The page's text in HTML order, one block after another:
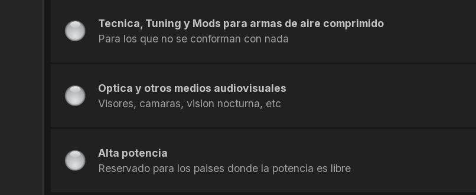
Tecnica, Tuning y Mods para armas de aire comprimido
Para los que no se conforman con nada
Optica y otros medios audiovisuales
Visores, camaras, vision nocturna, etc
Alta potencia
Reservado para los paises donde la potencia es libre